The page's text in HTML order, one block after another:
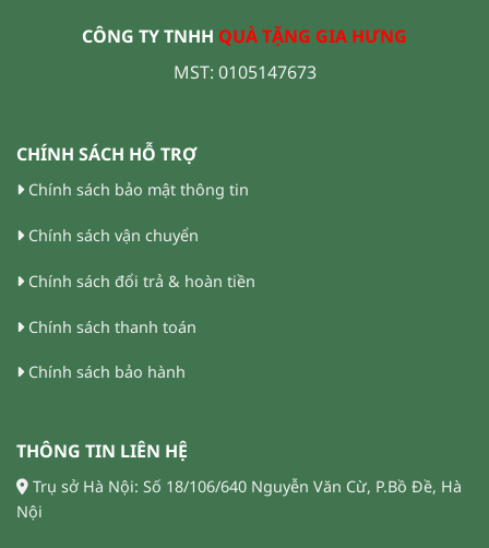
CÔNG TY TNHH QUÀ TẶNG GIA HƯNG
MST: 0105147673
CHÍNH SÁCH HỖ TRỢ
Chính sách bảo mật thông tin
Chính sách vận chuyển
Chính sách đổi trả & hoàn tiền
Chính sách thanh toán
Chính sách bảo hành
THÔNG TIN LIÊN HỆ
Trụ sở Hà Nội: Số 18/106/640 Nguyễn Văn Cừ, P.Bồ Đề, Hà
Nội